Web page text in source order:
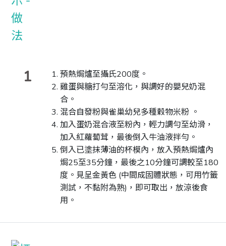
1
預熱焗爐至攝氏200度。
雞蛋與糖打勻至溶化，與調好的嬰兒奶混
合。
混合自發粉與雀巢幼兒多種穀物米粉 。
加入蛋奶混合液至粉內，輕力調勻至幼滑，
加入紅蘿蔔茸，最後倒入牛油液拌勻。
倒入已塗抹薄油的杯模內，放入預熱焗爐內
焗25至35分鐘，最後之10分鐘可調較至180
度。見呈金黃色 (中間成固體狀態，可用竹籤
測試，不黏附為熟)，即可取出，放涼後食
用。